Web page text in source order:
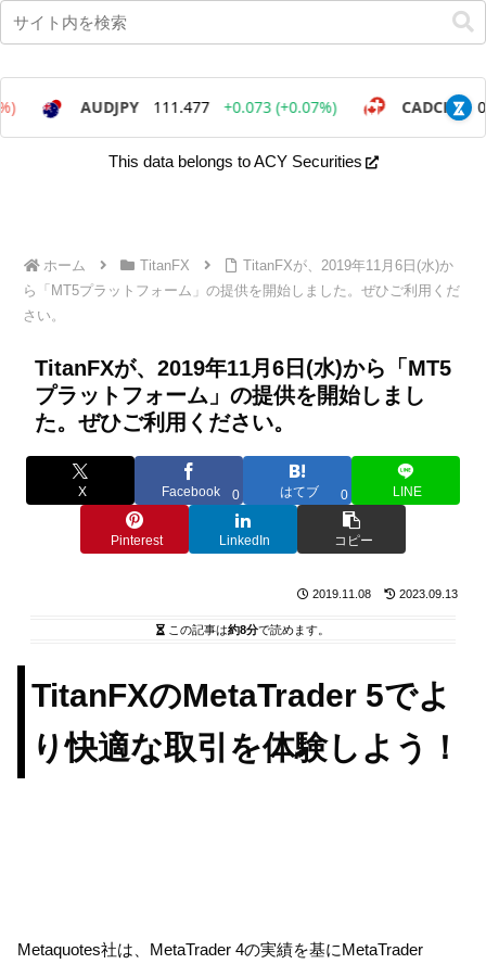
This data belongs to ACY Securities
ホーム TitanFX
TitanFXが、2019年11月6日(水)か
ら「MT5プラットフォーム」の提供を開始しました。ぜひご利用くだ
さい。
TitanFXが、2019年11月6日(水)から「MT5
プラットフォーム」の提供を開始しまし
た。ぜひご利用ください。
X Facebook 0 はてブ 0 LINE
Pinterest LinkedIn コピー
2019.11.08 2023.09.13
この記事は約8分で読めます。
TitanFXのMetaTrader 5でよ
り快適な取引を体験しよう！
Metaquotes社は、MetaTrader 4の実績を基にMetaTrader